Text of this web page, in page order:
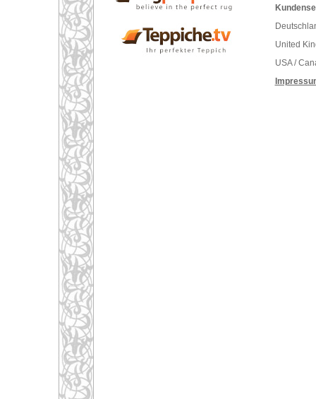
United
USA /